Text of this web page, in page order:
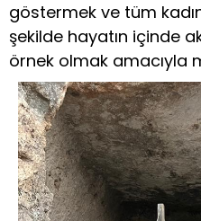
göstermek ve tüm
şekilde hayatın içinde
örnek olmak amacıyla